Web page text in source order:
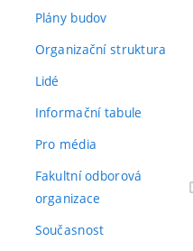
Plány budov
Organizační struktura
Lidé
Informační tabule
Pro média
Fakultní odborová
organizace
Současnost